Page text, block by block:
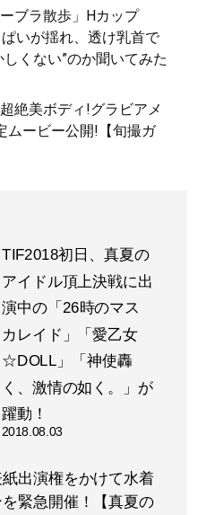
ブラ散歩」Hカップ
いが揺れ、透け乳首で
くない”のか聞いてみた
絶美ボディ!グラビアメ
ムービー公開!【旬撮ガ
TIF2018初日、真夏の
アイドル頂上決戦に出
演中の「26時のマス
カレイド」「愛乙女
☆DOLL」「神使轟
く、激情の如く。」が
躍動！
2018.08.03
出演権をかけて水着
緊急開催！【真夏の